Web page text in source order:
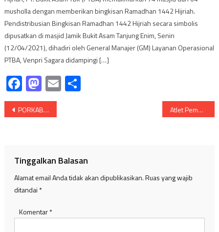
musholla dengan memberikan bingkisan Ramadhan 1442 Hijriah.
Pendistribusian Bingkisan Ramadhan 1442 Hijriah secara simbolis
dipusatkan di masjid Jamik Bukit Asam Tanjung Enim, Senin
(12/04/2021), dihadiri oleh General Manajer (GM) Layanan Operasional
PTBA, Venpri Sagara didampingi […]
Facebook
Mastodon
Email
Navigasi
PORKAB Telah Usai, Talang Kelapa Keluar Sebagai Pemenang. Atlet Pembalap PPLP-D Muba Catat Waktu Tercepat Ajang Skyland Prix Open 2022
Tinggalkan Balasan
Alamat email Anda tidak akan dipublikasikan.Ruas yang wajib
ditandai *
Komentar*